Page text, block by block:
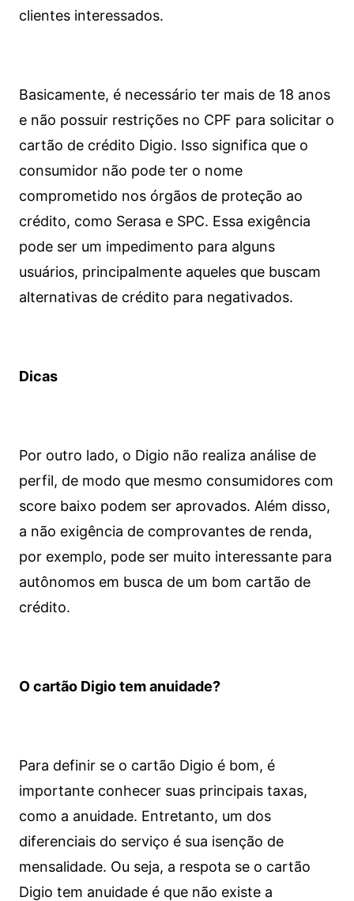
clientes interessados.
Basicamente, é necessário ter mais de 18 anos
e não possuir restrições no CPF para solicitar o
cartão de crédito Digio. Isso significa que o
consumidor não pode ter o nome
comprometido nos órgãos de proteção ao
crédito, como Serasa e SPC. Essa exigência
pode ser um impedimento para alguns
usuários, principalmente aqueles que buscam
alternativas de crédito para negativados.
Dicas
Por outro lado, o Digio não realiza análise de
perfil, de modo que mesmo consumidores com
score baixo podem ser aprovados. Além disso,
a não exigência de comprovantes de renda,
por exemplo, pode ser muito interessante para
autônomos em busca de um bom cartão de
crédito.
O cartão Digio tem anuidade?
Para definir se o cartão Digio é bom, é
importante conhecer suas principais taxas,
como a anuidade. Entretanto, um dos
diferenciais do serviço é sua isenção de
mensalidade. Ou seja, a respota se o cartão
Digio tem anuidade é que não existe a